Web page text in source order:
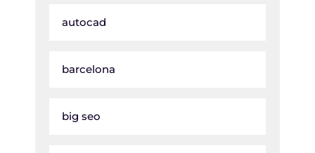
autocad
barcelona
big seo